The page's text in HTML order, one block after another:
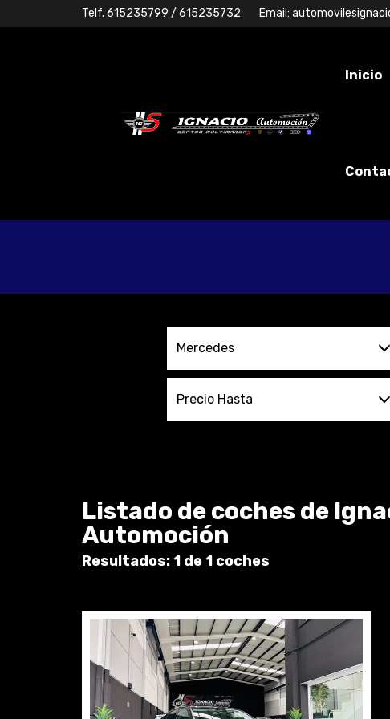
Telf. 615235799 / 615235732 Email:
Inicio
Mercedes
Precio Hasta
Listado de coches de
Automoción
Resultados: 1 de 1 coches